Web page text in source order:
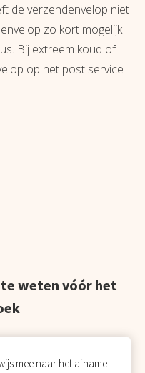
de verzendenvelop niet
zo kort mogelijk
Bij extreem koud of
op het post service
weten vóór het
mee naar het afname